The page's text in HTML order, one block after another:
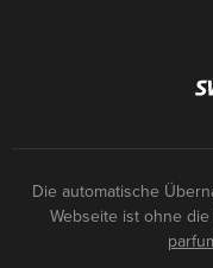
Die automatische
Webseite ist ohne